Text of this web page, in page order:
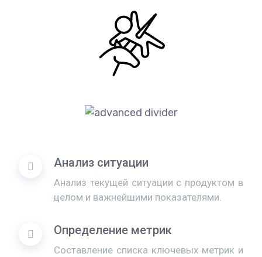
Анализ ситуации
Анализ текущей ситуации с продуктом в
целом и важнейшими показателями.
Определение метрик
Составление списка ключевых метрик и